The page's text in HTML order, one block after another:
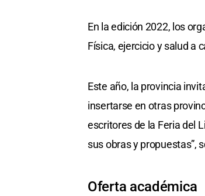
En la edición 2022, los
Física, ejercicio y salud a
Este año, la provincia
insertarse en otras
escritores de la Feria del
sus obras y propuestas”,
Oferta académica